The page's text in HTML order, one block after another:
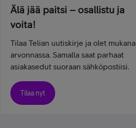
Älä jää paitsi – osallistu ja
voita!
Tilaa Telian uutiskirje ja olet mukana
arvonnassa. Samalla saat parhaat
asiakasedut suoraan sähköpostiisi.
Tilaa nyt